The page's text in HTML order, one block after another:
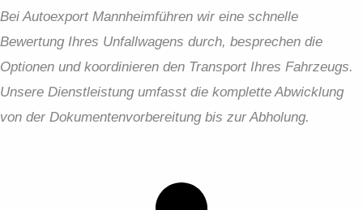
Bei Autoexport Mannheimführen wir eine schnelle
Bewertung Ihres Unfallwagens durch, besprechen die
Optionen und koordinieren den Transport Ihres Fahrzeugs.
Unsere Dienstleistung umfasst die komplette Abwicklung
von der Dokumentenvorbereitung bis zur Abholung.